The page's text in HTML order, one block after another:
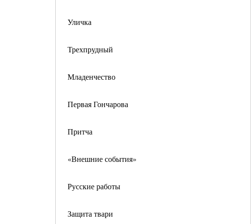
Уличка
Трехпрудный
Младенчество
Первая Гончарова
Притча
«Внешние события»
Русские работы
Защита твари